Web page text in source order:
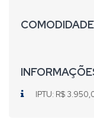
IPTU: R$